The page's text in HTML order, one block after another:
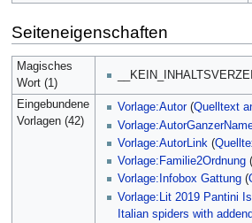
Seiteneigenschaften
Magisches
Wort (1)
Eingebundene
Vorlagen (42)
Vorlage:Autor(Quelltext
Vorlage:AutorLink (
Vorlage:Familie2Ordnung
Vorlage:Infobox Gattung (
Vorlage:Lit 2019 Pantini
Italian spiders with